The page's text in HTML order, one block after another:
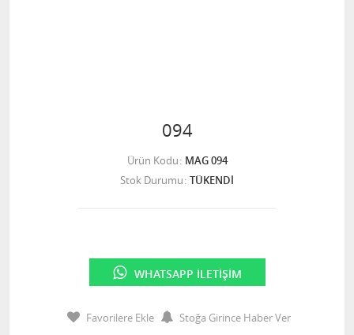
094
Ürün Kodu MAG 094
Stok Durumu TÜKENDİ
WHATSAPP İLETIŞIM
Favorilere Ekle
Stoğa Girince Haber Ver